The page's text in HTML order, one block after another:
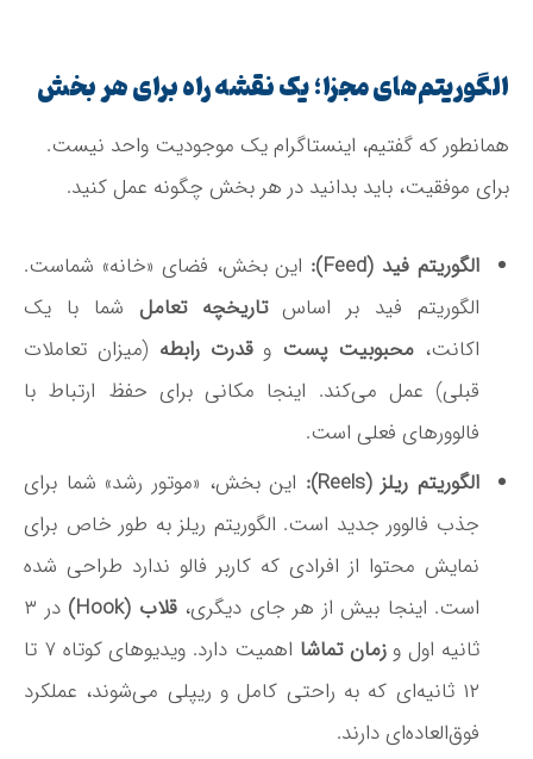
الگوریتم‌های مجزا؛ یک نقشه راه برای هر بخش
همانطور که گفتیم، اینستاگرام یک موجودیت واحد نیست.
برای موفقیت، باید بدانید در هر بخش چگونه عمل کنید.
الگوریتم فید (Feed):
این بخش، فضای «خانه» شماست.
الگوریتم فید بر اساستاریخچه تعامل شما با یک
اکانت، محبوبیت پست وقدرت رابطه (میزان تعاملات
قبلی) عمل می‌کند. اینجا مکانی برای حفظ ارتباط با
فالوورهای فعلی است.
الگوریتم ریلز (Reels):
این بخش، «موتور رشد» شما برای
جذب فالوور جدید است. الگوریتم ریلز به طور خاص برای
نمایش محتوا از افرادی که کاربر فالو ندارد طراحی شده
است. اینجا بیش از هر جای دیگری،قلاب (Hook)
در ۳
ثانیه اول وزمان تماشا
اهمیت دارد. ویدیوهای کوتاه ۷ تا
۱۲ ثانیه‌ای که به راحتی کامل و ریپلی می‌شوند، عملکرد
فوق‌العاده‌ای دارند.